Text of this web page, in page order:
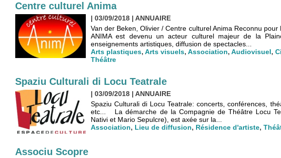
Centre culturel Anima
| 03/09/2018 | ANNUAIRE
Van der Beken, Olivier / Centre culturel Anima Reconnu
ANIMA est devenu un acteur culturel majeur de la
enseignements artistiques, diffusion de spectacles...
Arts plastiques, Arts visuels, Association, Audiovisuel,
Théâtre
Spaziu Culturali di Locu Teatrale
| 03/09/2018 | ANNUAIRE
Spaziu Culturali di Locu Teatrale: concerts, conférences,
etc... La démarche de la Compagnie de Théâtre Locu
Nativi et Mario Sepulcre), est axée sur la...
Association, Lieu de diffusion, Résidence d'artiste,
Associu Scopre